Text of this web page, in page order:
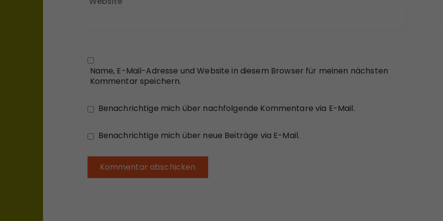
Name, E-Mail-Adresse und Website in diesem Browser für meinen nächsten
Kommentar speichern.
Benachrichtige mich über nachfolgende Kommentare via E-Mail.
Benachrichtige mich über neue Beiträge via E-Mail.